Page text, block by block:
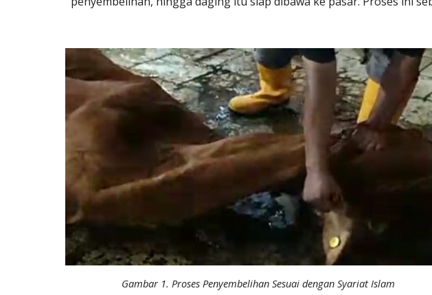
Gambar 1. Proses Penyembelihan Sesuai dengan Syariat Islam